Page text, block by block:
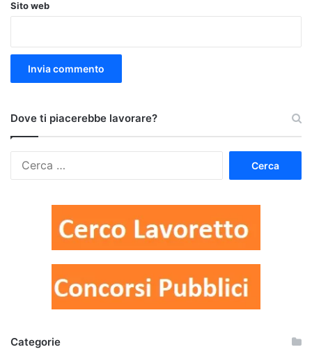
Sito web
Dove ti piacerebbe lavorare?
Categorie